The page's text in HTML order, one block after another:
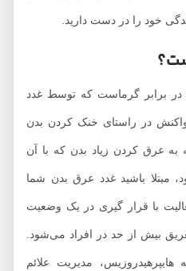
را در دست دارید.
گرماست که توسط غدد
در راستای خنک کردن بدن
کردن زیاد بدن که با آن
باشید غدد عرق بدن شما
با قرار گیری در یک وضعیت
از حد در افراد می‌شود.
مدیریت علائم